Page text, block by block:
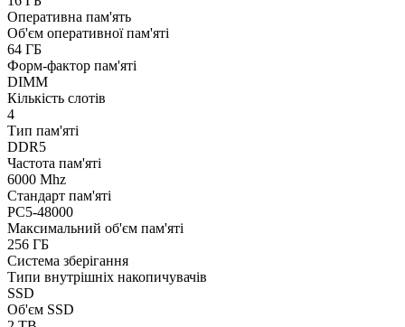
Оперативна пам'ять
Об'єм оперативної пам'яті
64 ГБ
Форм-фактор пам'яті
DIMM
Кількість слотів
4
Тип пам'яті
DDR5
Частота пам'яті
6000 Mhz
Стандарт пам'яті
PC5-48000
Максимальний об'єм пам'яті
256 ГБ
Система зберігання
Типи внутрішніх накопичувачів
SSD
Об'єм SSD